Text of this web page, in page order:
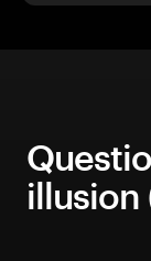
illusion